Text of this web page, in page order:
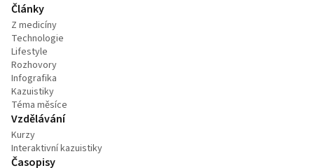
Články
Z medicíny
Technologie
Lifestyle
Rozhovory
Infografika
Kazuistiky
Téma měsíce
Vzdělávání
Kurzy
Interaktivní kazuistiky
Časopisy